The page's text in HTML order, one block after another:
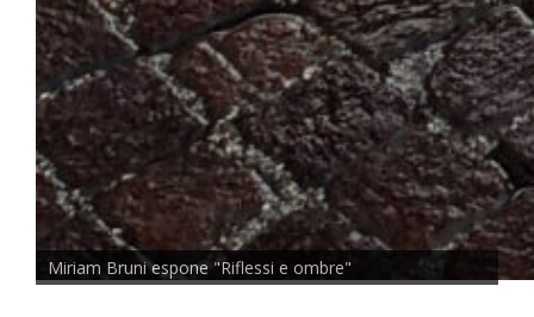
Miriam Bruni espone "Riflessi e ombre"